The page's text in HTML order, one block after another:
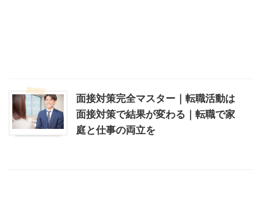
面接対策完全マスター｜転職活動は
面接対策で結果が変わる｜転職で家
庭と仕事の両立を